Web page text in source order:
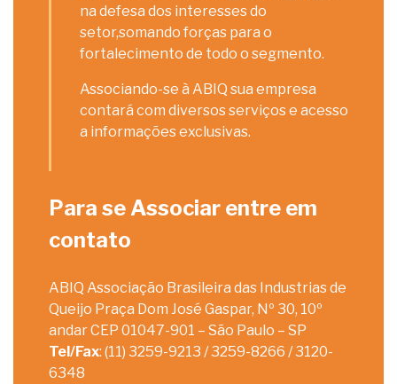
na defesa dos interesses do
setor,somando forças para o
fortalecimento de todo o segmento.
Associando-se à ABIQ sua empresa
contará com diversos serviços e acesso
a informações exclusivas.
Para se Associar entre em
contato
ABIQ Associação Brasileira das Industrias de
Queijo Praça Dom José Gaspar, Nº 30, 10º
andar CEP 01047-901 – São Paulo – SP
Tel/Fax: (11) 3259-9213 / 3259-8266 / 3120-
6348